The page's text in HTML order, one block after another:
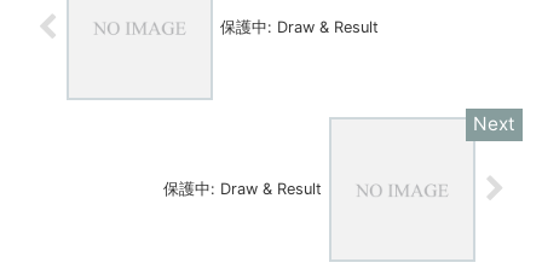
保護中: Draw & Result
保護中: Draw & Result